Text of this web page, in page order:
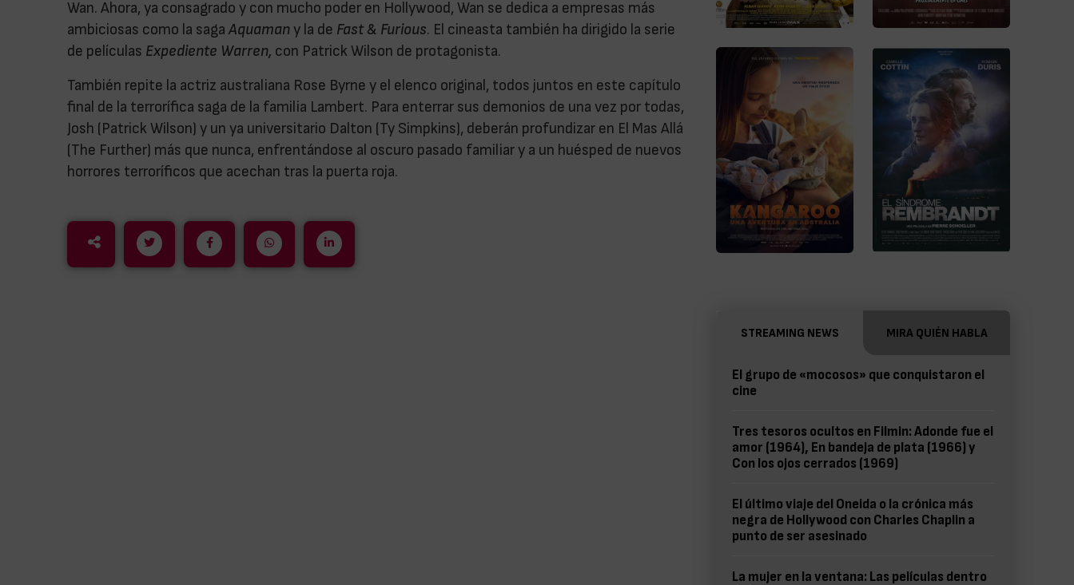
Wan. Ahora, ya consagrado y con mucho poder en Hollywood, Wan se dedica a empresas más
ambiciosas como la saga Aquaman y la de Fast & Furious. El cineasta también ha dirigido la serie
de películas Expediente Warren, con Patrick Wilson de protagonista.
También repite la actriz australiana Rose Byrne y el elenco original, todos juntos en este capítulo
final de la terrorífica saga de la familia Lambert. Para enterrar sus demonios de una vez por todas,
Josh (Patrick Wilson) y un ya universitario Dalton (Ty Simpkins), deberán profundizar en El Mas Allá
(The Further) más que nunca, enfrentándose al oscuro pasado familiar y a un huésped de nuevos
horrores terroríficos que acechan tras la puerta roja.
STREAMING NEWS MIRA QUIÉN HABLA
El grupo de «mocosos» que conquistaron el
cine
Tres tesoros ocultos en Filmin: Adonde fue el
amor (1964), En bandeja de plata (1966) y
Con los ojos cerrados (1969)
El último viaje del Oneida o la crónica más
negra de Hollywood con Charles Chaplin a
punto de ser asesinado
La mujer en la ventana: Las películas dentro